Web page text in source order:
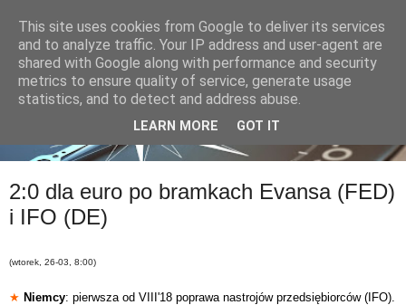
2:0 dla euro po bramkach Evansa (FED)
i IFO (DE)
(wtorek, 26-03, 8:00)
★ Niemcy: pierwsza od VIII'18 poprawa nastrojów przedsiębiorców (IFO).
This site uses cookies from Google to deliver its services
and to analyze traffic. Your IP address and user-agent are
shared with Google along with performance and security
metrics to ensure quality of service, generate usage
statistics, and to detect and address abuse.
LEARN MORE GOT IT